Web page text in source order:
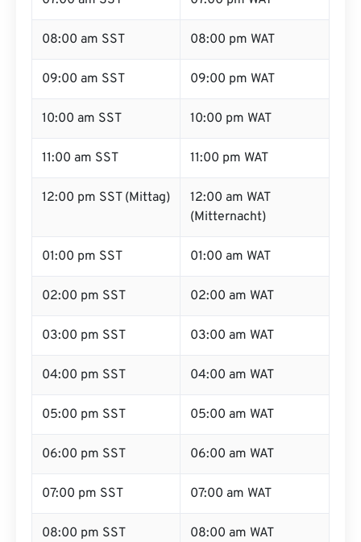
08:00 am SST 08:00 pm WAT
09:00 am SST 09:00 pm WAT
10:00 am SST 10:00 pm WAT
11:00 am SST 11:00 pm WAT
12:00 pm SST (Mittag)
12:00 am WAT
(Mitternacht)
01:00 pm SST 01:00 am WAT
02:00 pm SST 02:00 am WAT
03:00 pm SST 03:00 am WAT
04:00 pm SST 04:00 am WAT
05:00 pm SST 05:00 am WAT
06:00 pm SST 06:00 am WAT
07:00 pm SST 07:00 am WAT
08:00 pm SST 08:00 am WAT